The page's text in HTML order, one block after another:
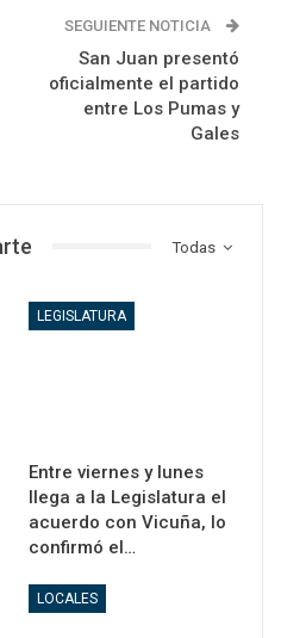
SEGUIENTE NOTICIA
San Juan presentó
oficialmente el partido
entre Los Pumas y
Gales
Todas
LEGISLATURA
Entre viernes y lunes
llega a la Legislatura el
acuerdo con Vicuña, lo
confirmó el…
LOCALES